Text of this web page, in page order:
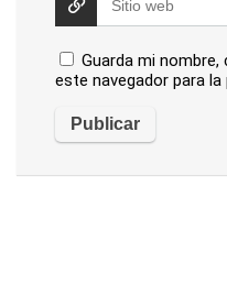
Guarda mi
este navegador para